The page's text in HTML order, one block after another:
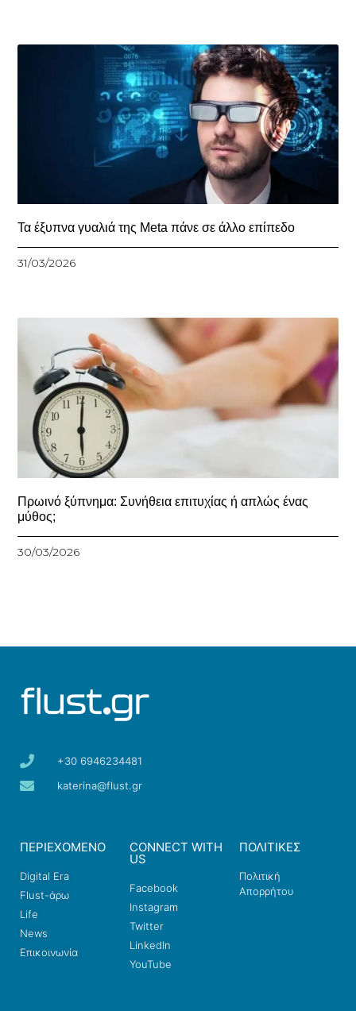
Τα έξυπνα γυαλιά της Meta πάνε σε άλλο επίπεδο
31/03/2026
Πρωινό ξύπνημα: Συνήθεια επιτυχίας ή απλώς ένας
μύθος;
30/03/2026
+30 6946234481
katerina@flust.gr
ΠΕΡΙΕΧΟΜΕΝΟ
Digital Era
Flust-άρω
Life
News
Επικοινωνία
CONNECT WITH
US
Facebook
Instagram
Twitter
LinkedIn
YouTube
ΠΟΛΙΤΙΚΕΣ
Πολιτική
Απορρήτου